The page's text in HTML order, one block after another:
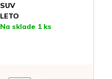
SUV
LETO
Na sklade 1 ks